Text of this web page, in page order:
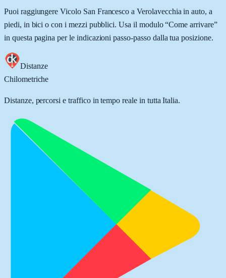
Puoi raggiungere Vicolo San Francesco a Verolavecchia in auto, a
piedi, in bici o con i mezzi pubblici. Usa il modulo “Come arrivare”
in questa pagina per le indicazioni passo-passo dalla tua posizione.
Distanze
Chilometriche
Distanze, percorsi e traffico in tempo reale in tutta Italia.